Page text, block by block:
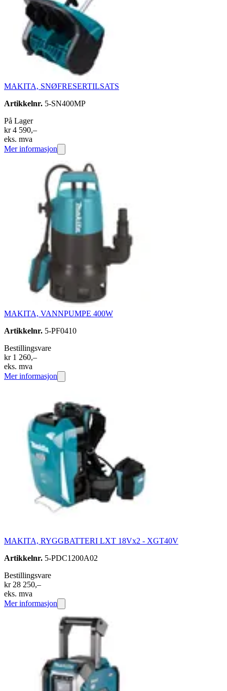
MAKITA, SNØFRESERTILSATS
Artikkelnr. 5-SN400MP
På Lager
kr 4 590,–
eks. mva
Mer informasjon
MAKITA, VANNPUMPE 400W
Artikkelnr. 5-PF0410
Bestillingsvare
kr 1 260,–
eks. mva
Mer informasjon
MAKITA, RYGGBATTERI LXT 18Vx2 - XGT40V
Artikkelnr. 5-PDC1200A02
Bestillingsvare
kr 28 250,–
eks. mva
Mer informasjon